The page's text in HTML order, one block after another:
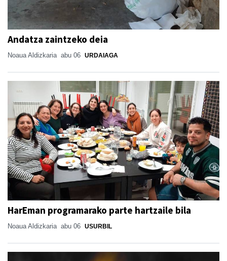
Andatza zaintzeko deia
Noaua Aldizkaria abu 06 URDAIAGA
HarEman programarako parte hartzaile bila
Noaua Aldizkaria abu 06 USURBIL